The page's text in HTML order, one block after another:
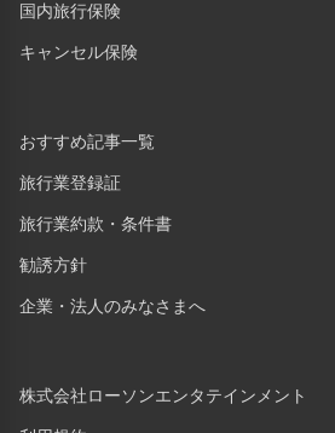
国内旅行保険
キャンセル保険
おすすめ記事一覧
旅行業登録証
旅行業約款・条件書
勧誘方針
企業・法人のみなさまへ
株式会社ローソンエンタテインメント